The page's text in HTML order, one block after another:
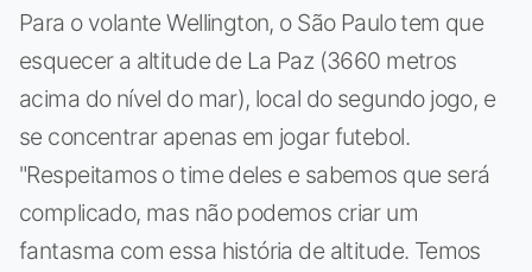
Para o volante Wellington, o São Paulo tem que
esquecer a altitude de La Paz (3660 metros
acima do nível do mar), local do segundo jogo, e
se concentrar apenas em jogar futebol.
"Respeitamos o time deles e sabemos que será
complicado, mas não podemos criar um
fantasma com essa história de altitude. Temos